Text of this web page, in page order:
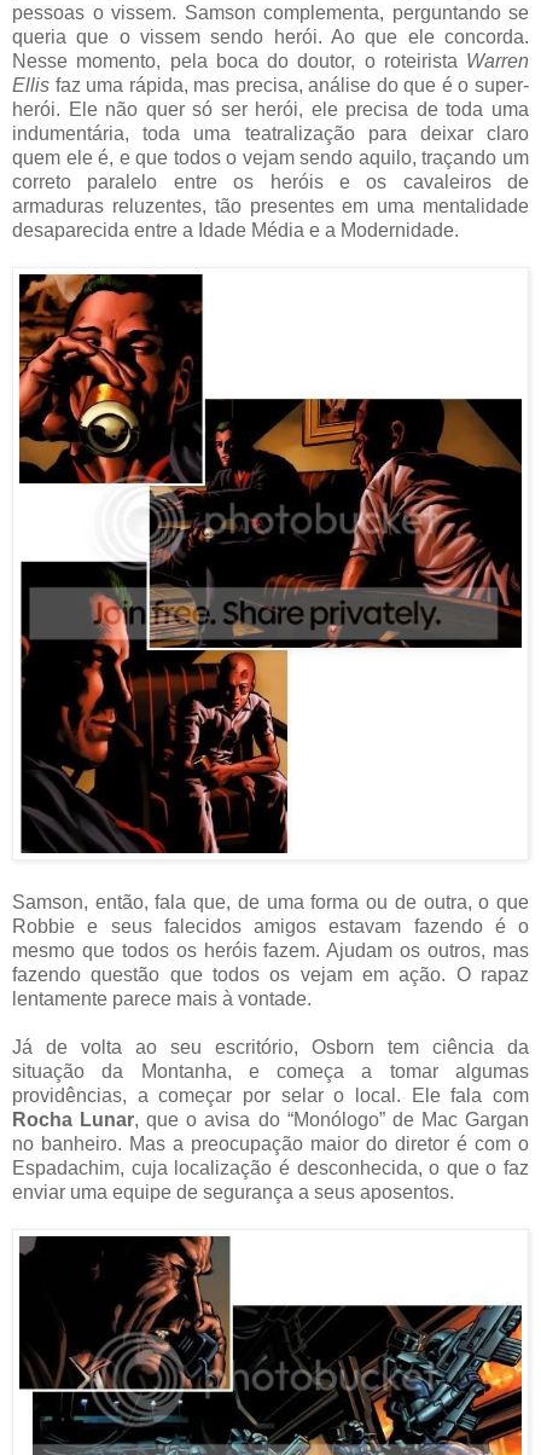
pessoas o vissem. Samson complementa, perguntando se
queria que o vissem sendo herói. Ao que ele concorda.
Nesse momento, pela boca do doutor, o roteirista Warren
Ellis faz uma rápida, mas precisa, análise do que é o super-
herói. Ele não quer só ser herói, ele precisa de toda uma
indumentária, toda uma teatralização para deixar claro
quem ele é, e que todos o vejam sendo aquilo, traçando um
correto paralelo entre os heróis e os cavaleiros de
armaduras reluzentes, tão presentes em uma mentalidade
desaparecida entre a Idade Média e a Modernidade.
Samson, então, fala que, de uma forma ou de outra, o que
Robbie e seus falecidos amigos estavam fazendo é o
mesmo que todos os heróis fazem. Ajudam os outros, mas
fazendo questão que todos os vejam em ação. O rapaz
lentamente parece mais à vontade.
Já de volta ao seu escritório, Osborn tem ciência da
situação da Montanha, e começa a tomar algumas
providências, a começar por selar o local. Ele fala com
Rocha Lunar, que o avisa do “Monólogo” de Mac Gargan
no banheiro. Mas a preocupação maior do diretor é com o
Espadachim, cuja localização é desconhecida, o que o faz
enviar uma equipe de segurança a seus aposentos.